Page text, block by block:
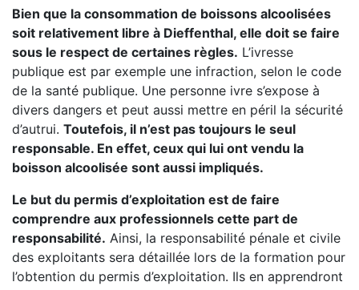
Bien que la consommation de boissons alcoolisées
soit relativement libre à Dieffenthal, elle doit se faire
sous le respect de certaines règles. L’ivresse
publique est par exemple une infraction, selon le code
de la santé publique. Une personne ivre s’expose à
divers dangers et peut aussi mettre en péril la sécurité
d’autrui. Toutefois, il n’est pas toujours le seul
responsable. En effet, ceux qui lui ont vendu la
boisson alcoolisée sont aussi impliqués.
Le but du permis d’exploitation est de faire
comprendre aux professionnels cette part de
responsabilité. Ainsi, la responsabilité pénale et civile
des exploitants sera détaillée lors de la formation pour
l’obtention du permis d’exploitation. Ils en apprendront